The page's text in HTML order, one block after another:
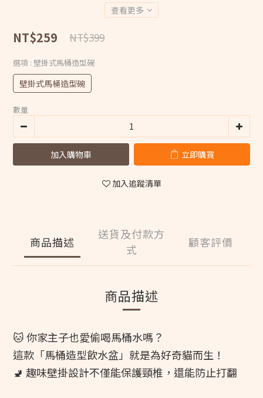
查看更多
NT$259 NT$399
選項 : 壁掛式馬桶造型碗
壁掛式馬桶造型碗
數量
加入購物車 立即購買
加入追蹤清單
商品描述
送貨及付款方
式
顧客評價
商品描述
🐱 你家主子也愛偷喝馬桶水嗎？
這款「馬桶造型飲水盆」就是為好奇貓而生！
🚽 趣味壁掛設計不僅能保護頸椎，還能防止打翻